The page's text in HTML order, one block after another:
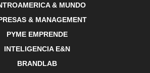
& MUNDO
& MANAGEMENT
PYME EMPRENDE
INTELIGENCIA E&N
BRANDLAB